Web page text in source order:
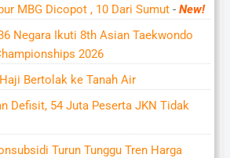
MBG Dicopot , 10 Dari Sumut - New!
Negara Ikuti 8th Asian Taekwondo
2026
Bertolak ke Tanah Air
Defisit, 54 Juta Peserta JKN Tidak
Turun Tunggu Tren Harga